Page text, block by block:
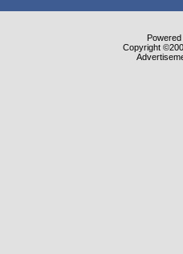
Copyright